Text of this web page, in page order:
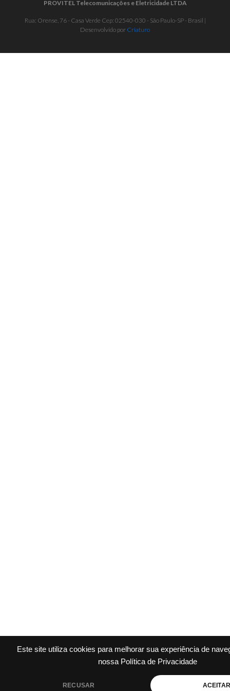
Este site utiliza cookies para melhorar sua experiência de
nossa Política de Privacidade
RECUSAR ACEITAR
PROVITEL Telecomunicações e Eletricidade LTDA
Rua: Orense, 76 - Casa Verde Cep: 02540-030 - São Paulo-SP - Brasil |
Desenvolvido por Criaturo